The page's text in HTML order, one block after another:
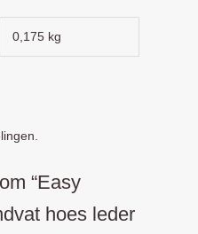
0,175 kg
“Easy
hoes leder